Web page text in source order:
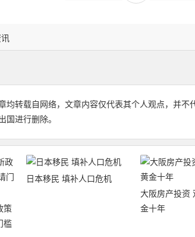
均转载自网络，文章内容仅代表其个人观点，并不
国进行删除。
策
槛
日本移民 填补人口危机
大阪房产投资
金十年